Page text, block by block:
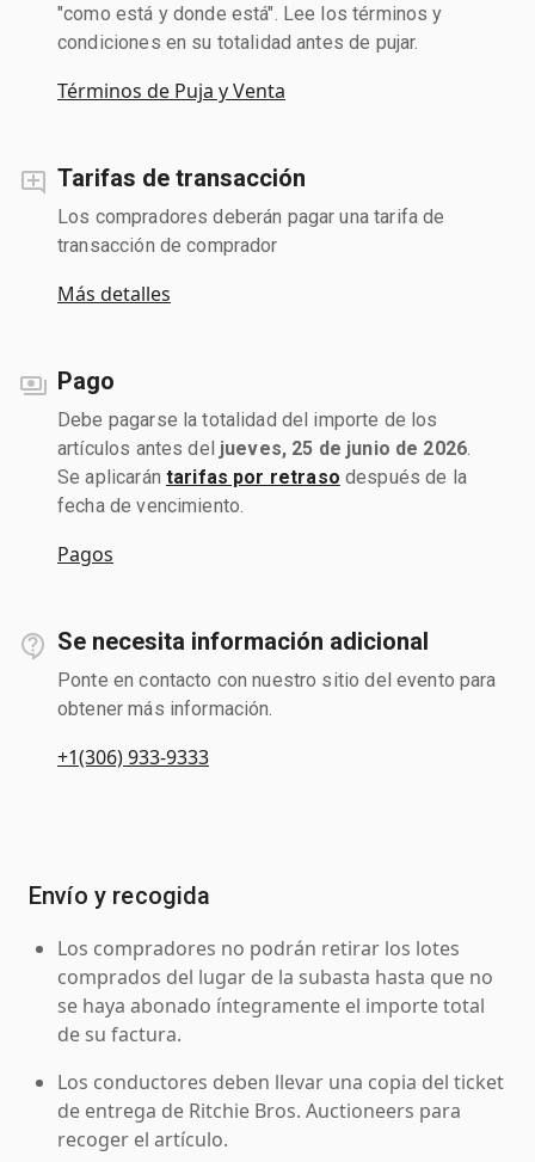
"como está y donde está". Lee los términos y
condiciones en su totalidad antes de pujar.
Términos de Puja y Venta
Tarifas de transacción
Los compradores deberán pagar una tarifa de
transacción de comprador
Más detalles
Pago
Debe pagarse la totalidad del importe de los
artículos antes del jueves, 25 de junio de 2026
Se aplicarán tarifas por retraso después de la
fecha de vencimiento.
Pagos
Se necesita información adicional
Ponte en contacto con nuestro sitio del evento para
obtener más información.
+1(306) 933-9333
Envío y recogida
Los compradores no podrán retirar los lotes
comprados del lugar de la subasta hasta que no
se haya abonado íntegramente el importe total
de su factura.
Los conductores deben llevar una copia del ticket
de entrega de Ritchie Bros. Auctioneers para
recoger el artículo.